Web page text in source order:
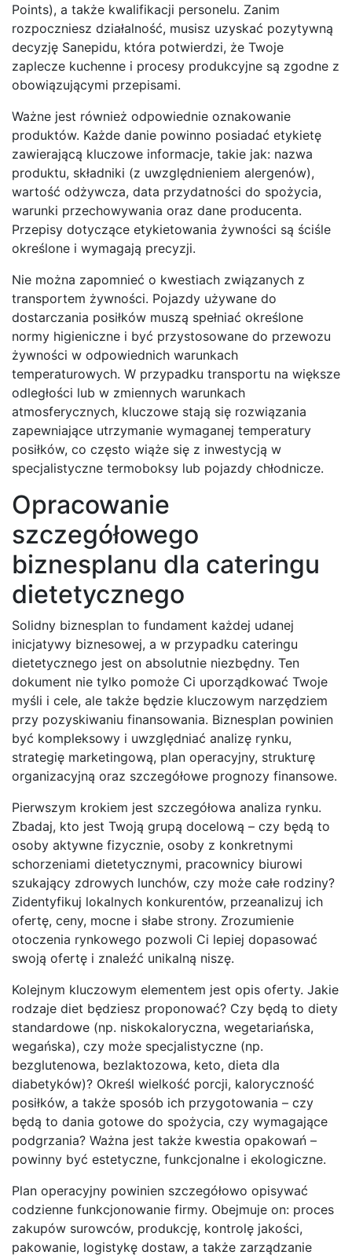
Points), a także kwalifikacji personelu. Zanim
rozpoczniesz działalność, musisz uzyskać pozytywną
decyzję Sanepidu, która potwierdzi, że Twoje
zaplecze kuchenne i procesy produkcyjne są zgodne z
obowiązującymi przepisami.
Ważne jest również odpowiednie oznakowanie
produktów. Każde danie powinno posiadać etykietę
zawierającą kluczowe informacje, takie jak: nazwa
produktu, składniki (z uwzględnieniem alergenów),
wartość odżywcza, data przydatności do spożycia,
warunki przechowywania oraz dane producenta.
Przepisy dotyczące etykietowania żywności są ściśle
określone i wymagają precyzji.
Nie można zapomnieć o kwestiach związanych z
transportem żywności. Pojazdy używane do
dostarczania posiłków muszą spełniać określone
normy higieniczne i być przystosowane do przewozu
żywności w odpowiednich warunkach
temperaturowych. W przypadku transportu na większe
odległości lub w zmiennych warunkach
atmosferycznych, kluczowe stają się rozwiązania
zapewniające utrzymanie wymaganej temperatury
posiłków, co często wiąże się z inwestycją w
specjalistyczne termoboksy lub pojazdy chłodnicze.
Opracowanie
szczegółowego
biznesplanu dla cateringu
dietetycznego
Solidny biznesplan to fundament każdej udanej
inicjatywy biznesowej, a w przypadku cateringu
dietetycznego jest on absolutnie niezbędny. Ten
dokument nie tylko pomoże Ci uporządkować Twoje
myśli i cele, ale także będzie kluczowym narzędziem
przy pozyskiwaniu finansowania. Biznesplan powinien
być kompleksowy i uwzględniać analizę rynku,
strategię marketingową, plan operacyjny, strukturę
organizacyjną oraz szczegółowe prognozy finansowe.
Pierwszym krokiem jest szczegółowa analiza rynku.
Zbadaj, kto jest Twoją grupą docelową – czy będą to
osoby aktywne fizycznie, osoby z konkretnymi
schorzeniami dietetycznymi, pracownicy biurowi
szukający zdrowych lunchów, czy może całe rodziny?
Zidentyfikuj lokalnych konkurentów, przeanalizuj ich
ofertę, ceny, mocne i słabe strony. Zrozumienie
otoczenia rynkowego pozwoli Ci lepiej dopasować
swoją ofertę i znaleźć unikalną niszę.
Kolejnym kluczowym elementem jest opis oferty. Jakie
rodzaje diet będziesz proponować? Czy będą to diety
standardowe (np. niskokaloryczna, wegetariańska,
wegańska), czy może specjalistyczne (np.
bezglutenowa, bezlaktozowa, keto, dieta dla
diabetyków)? Określ wielkość porcji, kaloryczność
posiłków, a także sposób ich przygotowania – czy
będą to dania gotowe do spożycia, czy wymagające
podgrzania? Ważna jest także kwestia opakowań –
powinny być estetyczne, funkcjonalne i ekologiczne.
Plan operacyjny powinien szczegółowo opisywać
codzienne funkcjonowanie firmy. Obejmuje on: proces
zakupów surowców, produkcję, kontrolę jakości,
pakowanie, logistykę dostaw, a także zarządzanie